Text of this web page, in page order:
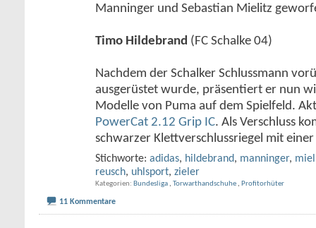
Manninger und Sebastian Mielitz
Timo Hildebrand (FC Schalke 04)
Nachdem der Schalker Schlussmann
ausgerüstet wurde, präsentiert er nun
Modelle von Puma auf dem Spielfeld.
PowerCat 2.12 Grip IC. Als Verschluss
schwarzer Klettverschlussriegel mit einer
Stichworte: adidas, hildebrand, manninger,
reusch, uhlsport, zieler
Kategorien Bundesliga , Torwarthandschuhe , Profitorhüter
11 Kommentare